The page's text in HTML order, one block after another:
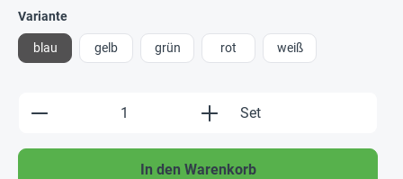
Variante
blau gelb grün rot weiß
Produkt Anzahl: Gib den gewünschten
Set
In den Warenkorb